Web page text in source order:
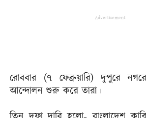
Advertisement
রোববার (৭ ফেব্রুয়ারি) দুপুরে
আন্দোলন শুরু করে তারা।